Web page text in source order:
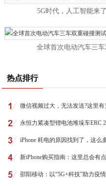
5G时代，人工智能来
全球首次电动汽车三
热点排行
微信视频过大，无法发送?这里
永恒力紧凑型锂电池堆垛车ERC
iPhone 耗电的原因找到了，这么
新iPhone购买指南：这里总会有
邵阳移动：以“5G+科技”助力疫